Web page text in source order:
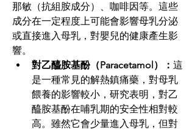
那敏（抗組胺成分）、咖啡因等。這些
成分在一定程度上可能會影響母乳分泌
或直接進入母乳，對嬰兒的健康產生影
響。
對乙醯胺基酚（Paracetamol）： 這
是一種常見的解熱鎮痛藥，對母乳
餵養的影響較小，研究表明，對乙
醯胺基酚在哺乳期的安全性相對較
高。雖然它會少量進入母乳，但對